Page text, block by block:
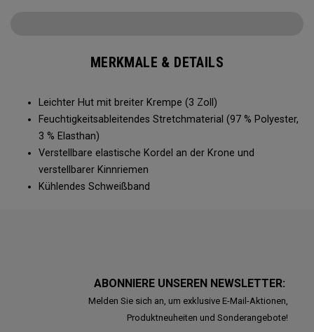
MERKMALE & DETAILS
Leichter Hut mit breiter Krempe (3 Zoll)
Feuchtigkeitsableitendes Stretchmaterial (97 % Polyester,
3 % Elasthan)
Verstellbare elastische Kordel an der Krone und
verstellbarer Kinnriemen
Kühlendes Schweißband
ABONNIERE UNSEREN NEWSLETTER:
Melden Sie sich an, um exklusive E-Mail-Aktionen,
Produktneuheiten und Sonderangebote!